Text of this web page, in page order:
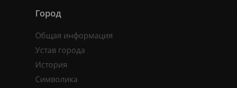
Город
Общая информация
Устав города
История
Символика